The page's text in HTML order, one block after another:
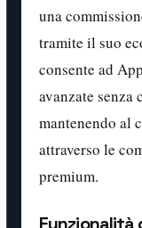
una
tramite il suo
consente ad
avanzate
mantenendo al
attraverso le
premium.